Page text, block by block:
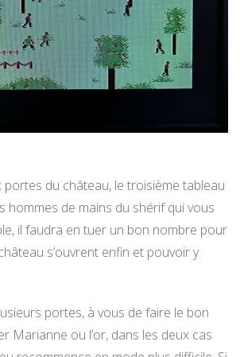
portes du château, le troisième tableau
hommes de mains du shérif qui vous
il faudra en tuer un bon nombre pour
s’ouvrent enfin et pouvoir y
portes, à vous de faire le bon
Marianne ou l’or, dans les deux cas